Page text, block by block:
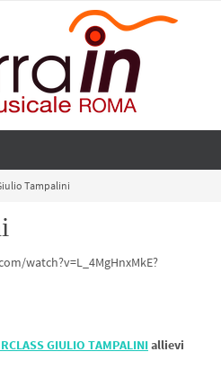
Tampalini
watch?v=L_4MgHnxMkE?
GIULIO TAMPALINIallievi